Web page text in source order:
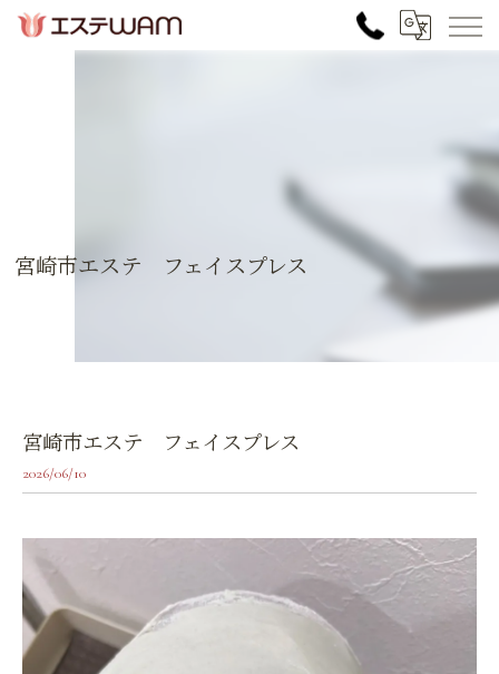
宮崎市エステ フェイスプレス
宮崎市エステ フェイスプレス
2026/06/10